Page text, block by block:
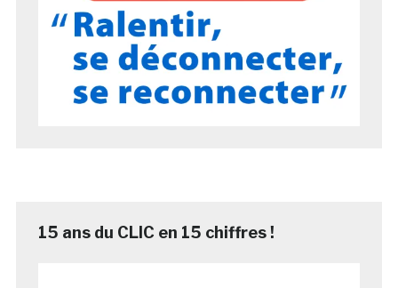
15 ans du CLIC en 15 chiffres !